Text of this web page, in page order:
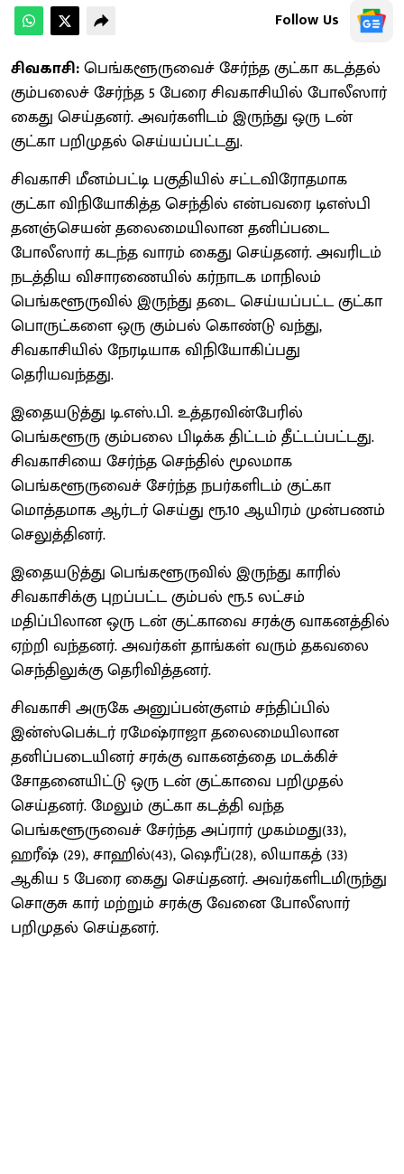
Follow Us
சிவகாசி:பெங்களூருவைச் சேர்ந்த குட்கா கடத்தல்
கும்பலைச் சேர்ந்த 5 பேரை சிவகாசியில் போலீஸார்
கைது செய்தனர். அவர்களிடம் இருந்து ஒரு டன்
குட்கா பறிமுதல் செய்யப்பட்டது.
சிவகாசி மீனம்பட்டி பகுதியில் சட்டவிரோதமாக
குட்கா விநியோகித்த செந்தில் என்பவரை டிஎஸ்பி
தனஞ்செயன் தலைமையிலான தனிப்படை
போலீஸார் கடந்த வாரம் கைது செய்தனர். அவரிடம்
நடத்திய விசாரணையில் கர்நாடக மாநிலம்
பெங்களூருவில் இருந்து தடை செய்யப்பட்ட குட்கா
பொருட்களை ஒரு கும்பல் கொண்டு வந்து,
சிவகாசியில் நேரடியாக விநியோகிப்பது
தெரியவந்தது.
இதையடுத்து டி.எஸ்.பி. உத்தரவின்பேரில்
பெங்களூரு கும்பலை பிடிக்க திட்டம் தீட்டப்பட்டது.
சிவகாசியை சேர்ந்த செந்தில் மூலமாக
பெங்களூருவைச் சேர்ந்த நபர்களிடம் குட்கா
மொத்தமாக ஆர்டர் செய்து ரூ.10 ஆயிரம் முன்பணம்
செலுத்தினர்.
இதையடுத்து பெங்களூருவில் இருந்து காரில்
சிவகாசிக்கு புறப்பட்ட கும்பல் ரூ.5 லட்சம்
மதிப்பிலான ஒரு டன் குட்காவை சரக்கு வாகனத்தில்
ஏற்றி வந்தனர். அவர்கள் தாங்கள் வரும் தகவலை
செந்திலுக்கு தெரிவித்தனர்.
சிவகாசி அருகே அனுப்பன்குளம் சந்திப்பில்
இன்ஸ்பெக்டர் ரமேஷ்ராஜா தலைமையிலான
தனிப்படையினர் சரக்கு வாகனத்தை மடக்கிச்
சோதனையிட்டு ஒரு டன் குட்காவை பறிமுதல்
செய்தனர். மேலும் குட்கா கடத்தி வந்த
பெங்களூருவைச் சேர்ந்த அப்ரார் முகம்மது(33),
ஹரீஷ் (29), சாஹில்(43), ஷெரீப்(28), லியாகத் (33)
ஆகிய 5 பேரை கைது செய்தனர். அவர்களிடமிருந்து
சொகுசு கார் மற்றும் சரக்கு வேனை போலீஸார்
பறிமுதல் செய்தனர்.